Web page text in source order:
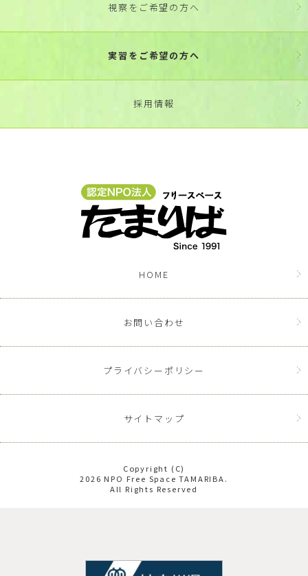
視察をご希望の方へ
実習をご希望の方へ
採用情報
HOME
お問い合わせ
プライバシーポリシー
サイトマップ
Copyright (C)
2026 NPO Free Space TAMARIBA.
All Rights Reserved